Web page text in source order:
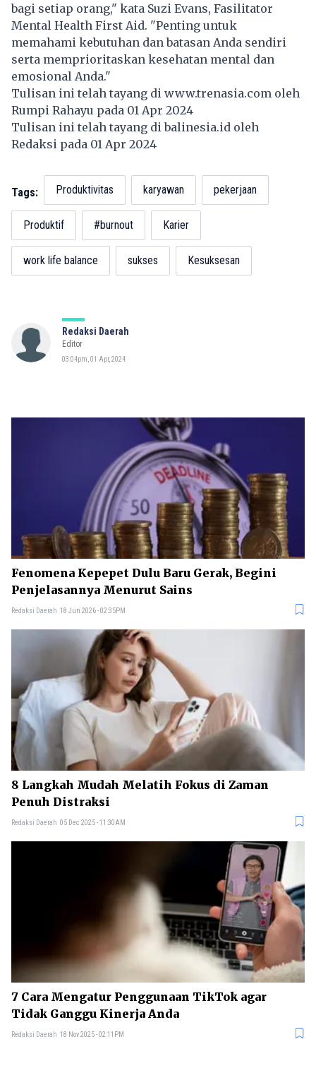
bagi setiap orang," kata Suzi Evans, Fasilitator
Mental Health First Aid. "Penting untuk
memahami kebutuhan dan batasan Anda sendiri
serta memprioritaskan kesehatan mental dan
emosional Anda."
Tulisan ini telah tayang di www.trenasia.com oleh
Rumpi Rahayu pada 01 Apr 2024
Tulisan ini telah tayang dibalinesia.id oleh
Redaksi pada 01 Apr 2024
Tags: Produktivitas karyawan pekerjaan
Produktif #burnout Karier
work life balance sukses Kesuksesan
Redaksi Daerah
Editor
03:04pm, 01 Apr, 2024
Fenomena Kepepet Dulu Baru Gerak, Begini
Penjelasannya Menurut Sains
Redaksi Daerah 18 Jun 2026 - 02:35PM
8 Langkah Mudah Melatih Fokus di Zaman
Penuh Distraksi
Redaksi Daerah 05 Dec 2025 - 11:30AM
7 Cara Mengatur Penggunaan TikTok agar
Tidak Ganggu Kinerja Anda
Redaksi Daerah 18 Nov 2025 - 02:11PM